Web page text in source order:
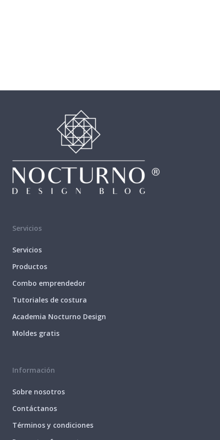
Servicios
Servicios
Productos
Combo emprendedor
Tutoriales de costura
Academia Nocturno Design
Moldes gratis
Información
Sobre nosotros
Contáctanos
Términos y condiciones